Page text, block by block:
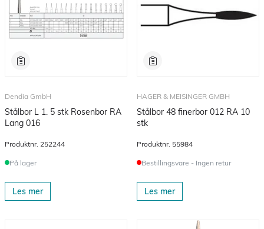
Dendia GmbH
Stålbor L 1. 5 stk Rosenbor RA
Lang 016
Produktnr. 252244
På lager
Les mer
HAGER & MEISINGER GMBH
Stålbor 48 finerbor 012 RA 10
stk
Produktnr. 55984
Bestillingsvare - Ingen retur
Les mer